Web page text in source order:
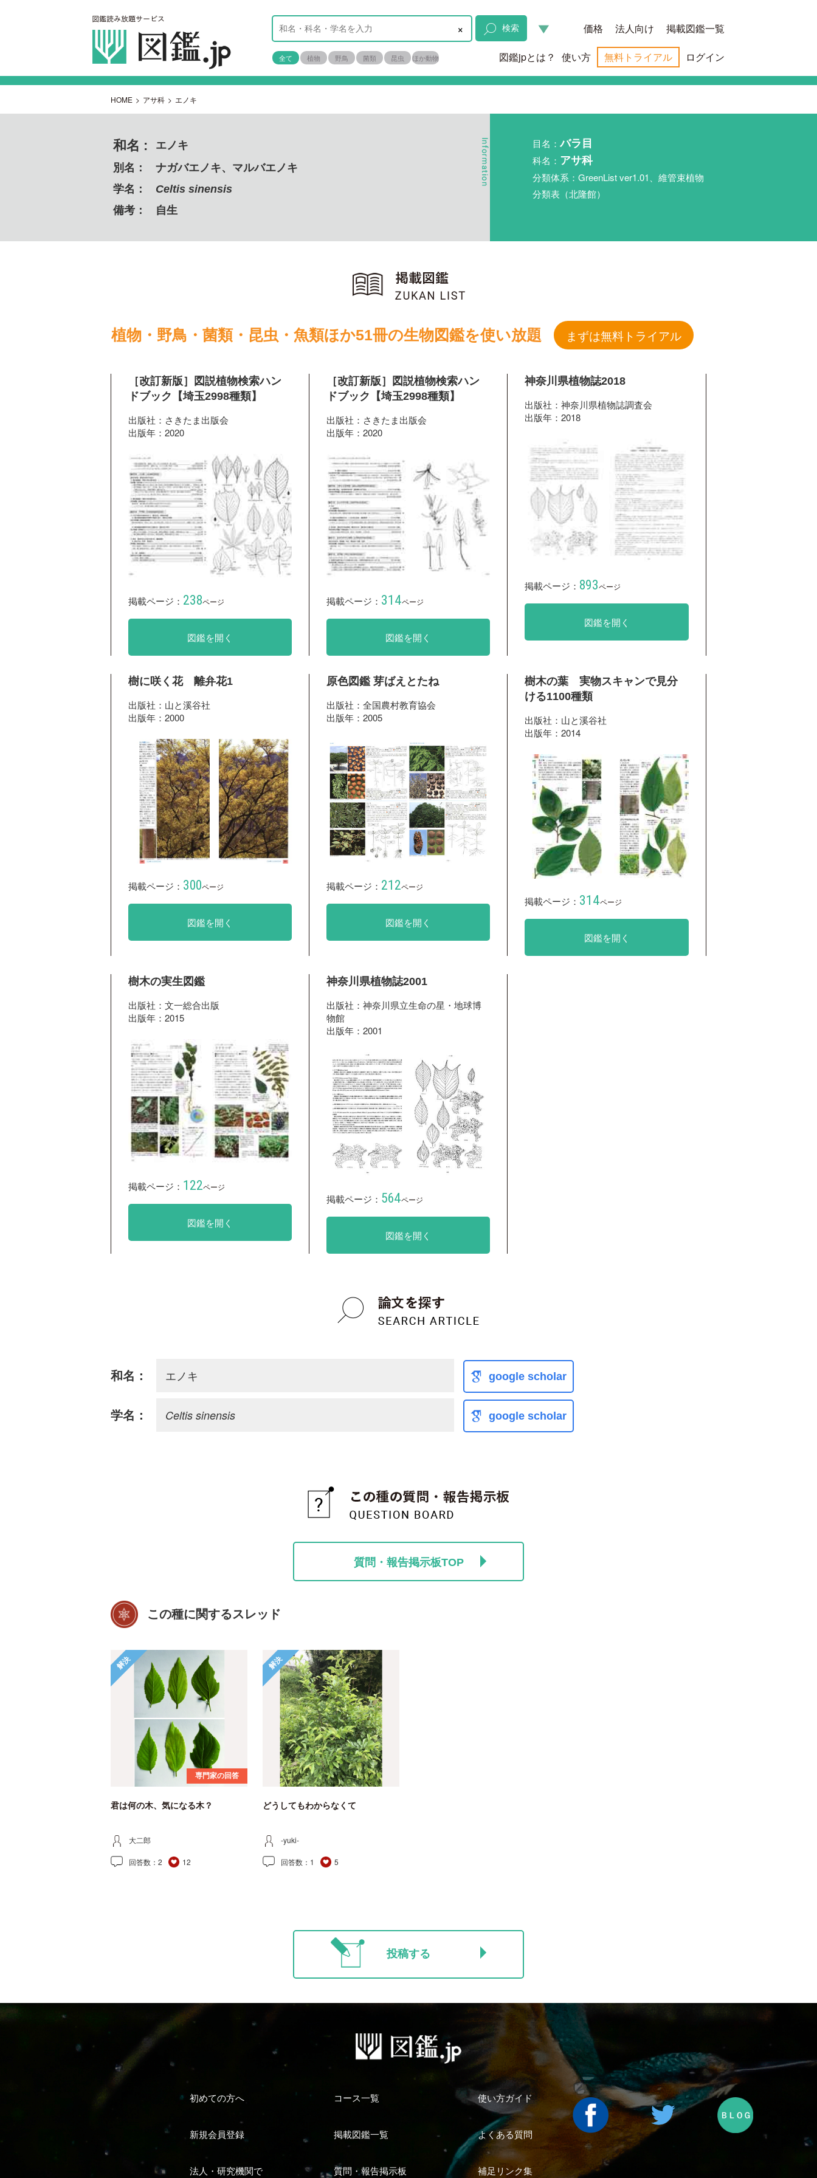
× 検索
全て 植物 野鳥 菌類 昆虫 ほか動物
価格 法人向け 掲載図鑑一覧
図鑑jpとは？ 使い方 無料トライアル ログイン
HOME > アサ科 > エノキ
和名 :
エノキ
別名：
ナガバエノキ、マルバエノキ
学名：
Celtis sinensis
備考：
自生
目名：バラ目
科名： アサ科
分類体系：GreenList ver1.01、維管束植物
分類表（北隆館）
植物・野鳥・菌類・昆虫・魚類ほか51冊の生物図鑑を使い放題 まずは無料トライアル
［改訂新版］図説植物検索ハン
ドブック【埼玉2998種類】
出版社：さきたま出版会
出版年：2020
掲載ページ： 238ページ
図鑑を開く
［改訂新版］図説植物検索ハン
ドブック【埼玉2998種類】
出版社：さきたま出版会
出版年：2020
掲載ページ： 314ページ
図鑑を開く
神奈川県植物誌2018
出版社：神奈川県植物誌調査会
出版年：2018
掲載ページ： 893ページ
図鑑を開く
樹に咲く花 離弁花1
出版社：山と溪谷社
出版年：2000
掲載ページ： 300ページ
図鑑を開く
原色図鑑 芽ばえとたね
出版社：全国農村教育協会
出版年：2005
掲載ページ： 212ページ
図鑑を開く
樹木の葉 実物スキャンで見分
ける1100種類
出版社：山と溪谷社
出版年：2014
掲載ページ： 314ページ
図鑑を開く
樹木の実生図鑑
出版社：文一総合出版
出版年：2015
掲載ページ： 122ページ
図鑑を開く
神奈川県植物誌2001
出版社：神奈川県立生命の星・地球博
物館
出版年：2001
掲載ページ： 564ページ
図鑑を開く
和名： エノキ google scholar
学名： Celtis sinensis google scholar
質問・報告掲示板TOP
この種に関するスレッド
解決
専門家の回答
君は何の木、気になる木？
大二郎
回答数： 2 12
解決
どうしてもわからなくて
-yuki-
回答数： 1 5
投稿する
初めての方へ コース一覧 使い方ガイド
新規会員登録 掲載図鑑一覧 よくある質問
法人・研究機関で
質問・報告掲示板 補足リンク集